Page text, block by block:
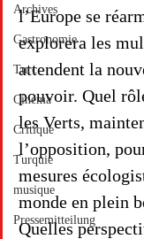
Archives
Gastronomie
Turc
Cinéma
Critique
Turquie
musique
Pressemitteilung
l’Europe se
explorera les
attendent la
pouvoir. Quel
les Verts,
l’opposition,
mesures
monde en plein
Quelles